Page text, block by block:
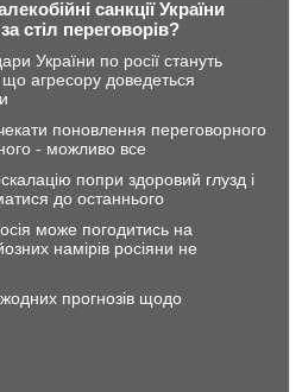
санкції України
стіл переговорів?
України по росії стануть
агресору доведеться
поновлення переговорного
- можливо все
попри здоровий глузд і
до останнього
може погодитись на
намірів росіяни не
прогнозів щодо